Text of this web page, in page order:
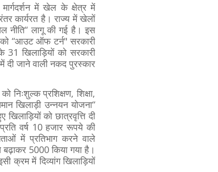
में खेल के क्षेत्र में
कार्यरत है। राज्य में खेलों
नीति“ लागू की गई है। इस
को “आउट ऑफ टर्न" सरकारी
खिलाड़ियों को सरकारी
दी जाने वाली नकद पुरस्कार
निःशुल्क प्रशिक्षण, शिक्षा,
खिलाड़ी उन्नयन योजना“
को छात्रवृत्ति दी
वर्ष 10 हजार रूपये की
में प्रतिभाग करने वाले
5000 किया गया है।
क्रम में दिव्यांग खिलाड़ियों